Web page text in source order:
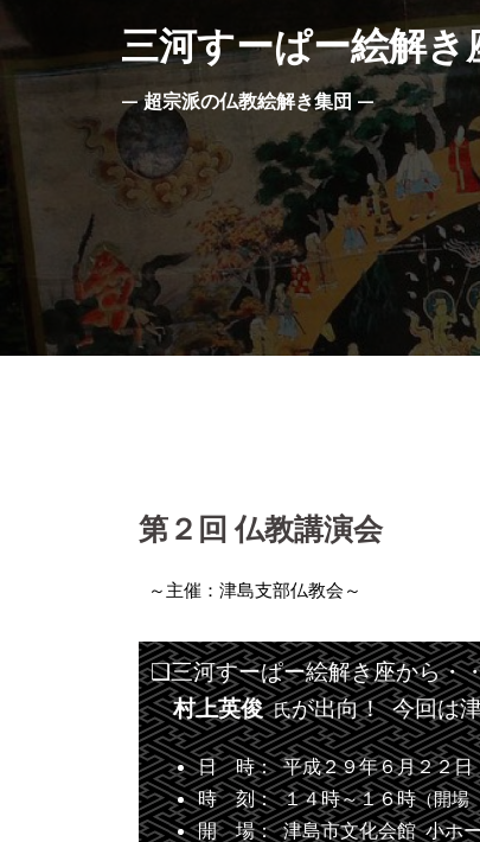
ン
テ
三河すーぱー絵解き
— 超宗派の仏教絵解き集団 —
第２回 仏教講演会
～主催：津島支部仏教会～
❑三河すーぱー絵解き座から・
村上英俊 氏が出向！ 今回は
日 時： 平成２９年６月２２日
時 刻： １４時～１６時（開場
開 場： 津島市文化会館 小ホ